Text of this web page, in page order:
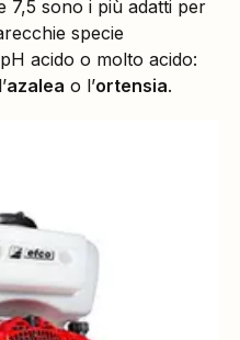
7,5 sono i più adatti per
specie
acido o molto acido:
azalea o l’ortensia.